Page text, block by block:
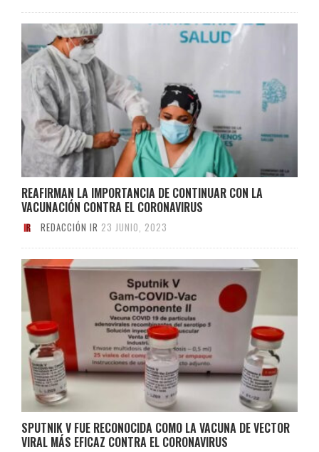
REAFIRMAN LA IMPORTANCIA DE CONTINUAR CON LA
VACUNACIÓN CONTRA EL CORONAVIRUS
REDACCIÓN IR 23 JUNIO, 2023
SPUTNIK V FUE RECONOCIDA COMO LA VACUNA DE VECTOR
VIRAL MÁS EFICAZ CONTRA EL CORONAVIRUS